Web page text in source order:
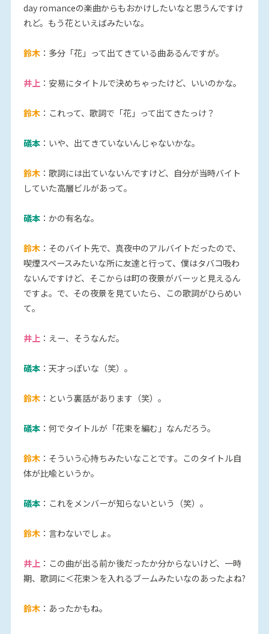
day romanceの楽曲からもおかけしたいなと思うんですけ
れど。もう花といえばみたいな。
鈴木：多分「花」って出てきている曲あるんですが。
井上：安易にタイトルで決めちゃったけど、いいのかな。
鈴木：これって、歌詞で「花」って出てきたっけ？
礒本：いや、出てきていないんじゃないかな。
鈴木：歌詞には出ていないんですけど、自分が当時バイト
していた高層ビルがあって。
礒本：かの有名な。
鈴木：そのバイト先で、真夜中のアルバイトだったので、
喫煙スペースみたいな所に友達と行って、僕はタバコ吸わ
ないんですけど、そこからは町の夜景がバーッと見えるん
ですよ。で、その夜景を見ていたら、この歌詞がひらめい
て。
井上：えー、そうなんだ。
礒本：天才っぽいな（笑）。
鈴木：という裏話があります（笑）。
礒本：何でタイトルが「花束を編む」なんだろう。
鈴木：そういう心持ちみたいなことです。このタイトル自
体が比喩というか。
礒本：これをメンバーが知らないという（笑）。
鈴木：言わないでしょ。
井上：この曲が出る前か後だったか分からないけど、一時
期、歌詞に＜花束＞を入れるブームみたいなのあったよね?
鈴木：あったかもね。